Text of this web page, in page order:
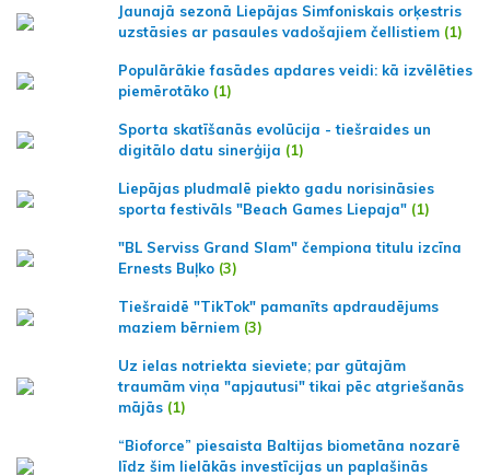
Jaunajā sezonā Liepājas Simfoniskais orķestris
uzstāsies ar pasaules vadošajiem čellistiem (1)
Populārākie fasādes apdares veidi: kā izvēlēties
piemērotāko (1)
Sporta skatīšanās evolūcija - tiešraides un
digitālo datu sinerģija (1)
Liepājas pludmalē piekto gadu norisināsies
sporta festivāls "Beach Games Liepaja" (1)
"BL Serviss Grand Slam" čempiona titulu izcīna
Ernests Buļko (3)
Tiešraidē "TikTok" pamanīts apdraudējums
maziem bērniem (3)
Uz ielas notriekta sieviete; par gūtajām
traumām viņa "apjautusi" tikai pēc atgriešanās
mājās (1)
“Bioforce” piesaista Baltijas biometāna nozarē
līdz šim lielākās investīcijas un paplašinās